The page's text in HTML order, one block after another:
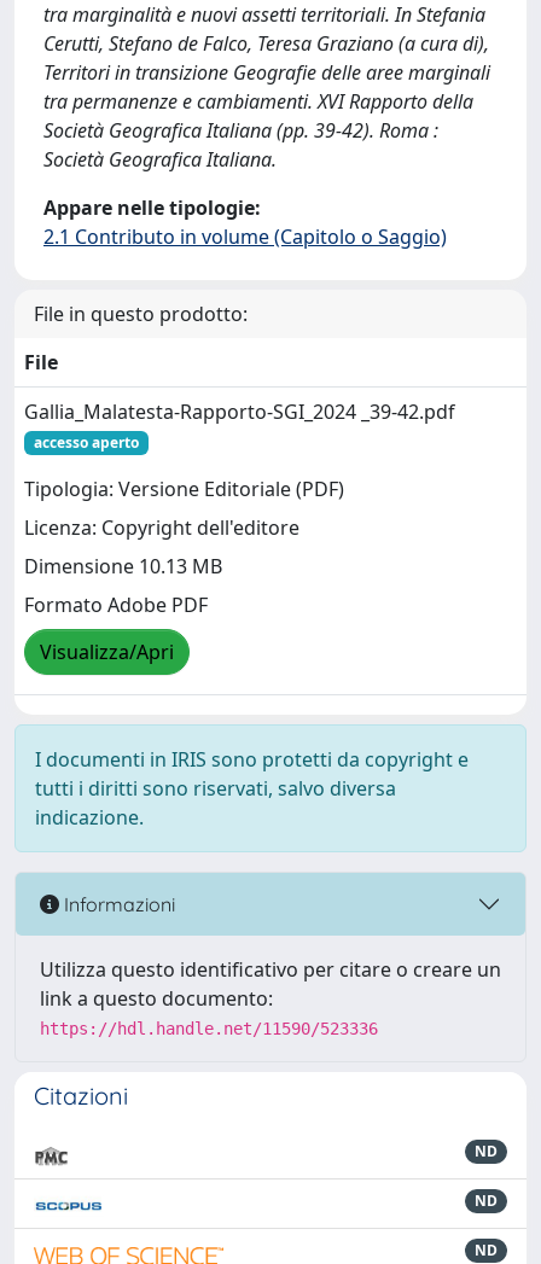
tra marginalità e nuovi assetti territoriali. In Stefania
Cerutti, Stefano de Falco, Teresa Graziano (a cura di),
Territori in transizione Geografie delle aree marginali
tra permanenze e cambiamenti. XVI Rapporto della
Società Geografica Italiana (pp. 39-42). Roma :
Società Geografica Italiana.
Appare nelle tipologie:
2.1 Contributo in volume (Capitolo o Saggio)
File in questo prodotto:
File
Gallia_Malatesta-Rapporto-SGI_2024 _39-42.pdf
accesso aperto
Tipologia: Versione Editoriale (PDF)
Licenza: Copyright dell'editore
Dimensione 10.13 MB
Formato Adobe PDF
Visualizza/Apri
I documenti in IRIS sono protetti da copyright e
tutti i diritti sono riservati, salvo diversa
indicazione.
Informazioni
Utilizza questo identificativo per citare o creare un
link a questo documento:
https://hdl.handle.net/11590/523336
Citazioni
ND
ND
ND